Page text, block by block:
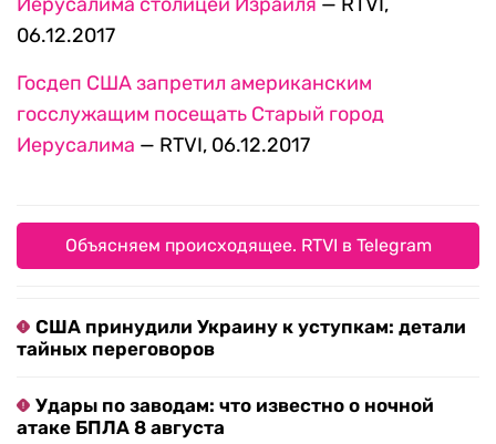
06.12.2017
Госдеп США запретил американским
госслужащим посещать Старый город
Иерусалима — RTVI, 06.12.2017
Объясняем происходящее. RTVI в Telegram
США принудили Украину к уступкам: детали
тайных переговоров
Удары по заводам: что известно о ночной
атаке БПЛА 8 августа